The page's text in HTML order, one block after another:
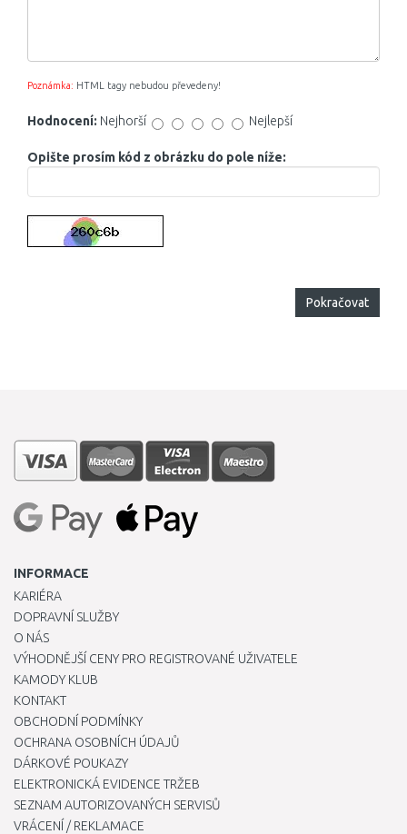
Poznámka: HTML tagy nebudou převedeny!
Hodnocení: Nejhorší Nejlepší
Opište prosím kód z obrázku do pole níže:
Pokračovat
INFORMACE
KARIÉRA
DOPRAVNÍ SLUŽBY
O NÁS
VÝHODNĚJŠÍ CENY PRO REGISTROVANÉ UŽIVATELE
KAMODY KLUB
KONTAKT
OBCHODNÍ PODMÍNKY
OCHRANA OSOBNÍCH ÚDAJŮ
DÁRKOVÉ POUKAZY
ELEKTRONICKÁ EVIDENCE TRŽEB
SEZNAM AUTORIZOVANÝCH SERVISŮ
VRÁCENÍ / REKLAMACE